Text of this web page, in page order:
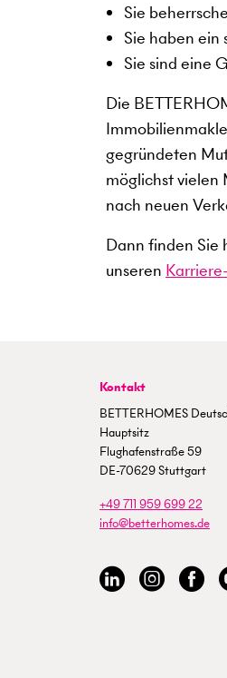
Sie
Sie haben ein
Sie sind eine
Die
gegründeten
möglichst vielen
nach neuen
Dann finden Sie
unseren
Kontakt
BETTERHOMES
Hauptsitz
Flughafenstraße 59
DE-70629 Stuttgart
+49 711 959 699 22
info@betterhomes.de